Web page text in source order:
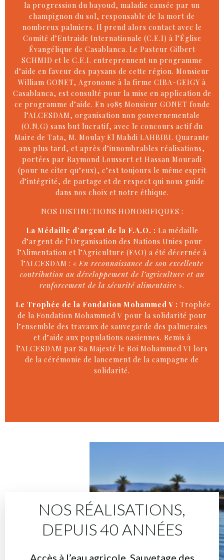
la progression du bayoud, maladie causée par un
champignon du sol, responsable de la mort de
nombreux palmiers. Il prend alors contact avec le
Comité d’Entraide Internationale (C.E.I) à l’Église
Évangélique de Casablanca. Le Pasteur Gilbert
SCHMID et le C.E.I. entreprennent un programme
d’aide en faveur des paysans de cette région. Monsieur
William GONET, Agronome à la firme CIBA-GEIGY à
Casablanca, est consulté pour la mise en application de
ce programme d’aide. En 1985 Monsieur GONET fonde
l’ALCESDAM, organisation non gouvernementale
(O.N.G) sans but lucratif, avec le concours actif du
Maire de Tata, M. Moulay El Mahdi LAHBIBI. Quarante
ans plus tard, et après d’innombrables réalisations,
portées par Raymond Loussert et Hassan Mouradi
(pour ne citer qu’eux), c’est toujours le même esprit
d’intégrité, de partage et de respect qui nous guide
dans nos choix et notre éthique.
NOS DISTINCTIONS HONORIFIQUES :
La Médaille d’argent de la F.A.O. : La médaille
d’argent de l’Organisation des Nations Unies pour
l’Alimentation et l’Agriculture (FAO) a été décernée à
l’ALCESDAM : «En reconnaissance de son excellente
contribution au développement de l’agriculture et au
renforcement de la sécurité alimentaire ».
Le Trophée de la Fondation Mohammed V : Trophée
de la Fondation Mohammed V pour la solidarité pour
l’ensemble des travaux de sauvegarde des palmeraies
et d’aide aux populations oasiennes. Remis à
l’ALCESDAM par Sa Majesté le Roi Mohammed VI lors
de la cérémonie de lancement de la campagne de
solidarité.
NOS RÉALISATIONS,
DEPUIS 40 ANNÉES
Accès à l’eau agricole, Sauvetage des